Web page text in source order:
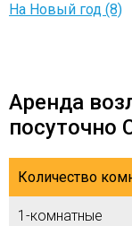
На Новый год (8)
Аренда
посуточно
Количество
1-комнатные